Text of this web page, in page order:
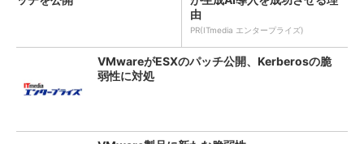
由
PR(ITmedia エンタープライズ)
VMwareがESXのパッチ公開、Kerberosの脆
弱性に対処